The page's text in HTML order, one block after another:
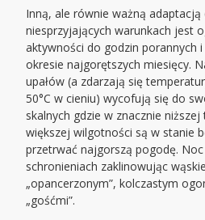
Inną, ale równie ważną
niesprzyjających warunkach jest
aktywności do godzin porannych
okresie najgorętszych miesięcy.
upałów (a zdarzają się
50°C w cieniu) wycofują się do
skalnych gdzie w znacznie
większej wilgotności są w stanie
przetrwać najgorszą pogodę.
schronieniach zaklinowując
„opancerzonym”, kolczastym
„gośćmi”.